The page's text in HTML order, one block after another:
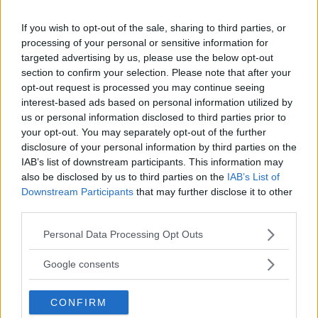
If you wish to opt-out of the sale, sharing to third parties, or
processing of your personal or sensitive information for
targeted advertising by us, please use the below opt-out
section to confirm your selection. Please note that after your
opt-out request is processed you may continue seeing
interest-based ads based on personal information utilized by
us or personal information disclosed to third parties prior to
your opt-out. You may separately opt-out of the further
disclosure of your personal information by third parties on the
IAB’s list of downstream participants. This information may
also be disclosed by us to third parties on the IAB’s List of
Downstream Participants that may further disclose it to other
Please note that this website/app uses one or more Google
not limited to your visit or usage behaviour. You may click to
use your data for below specified purposes in below Google
consent section.
Personal Data Processing Opt Outs
Google consents
CONFIRM
och kontrollerad produktion kan kapa spill och
förbättra kvaliteten. För casinon innebär det ofta
kortare stängning och färre överraskningar i
budgeten.
LED-belysning och smart styrning av
ventilationen håller på att bli norm.System som
regleras efter besöksflöden och tidpå dygnet kan
sänka energiförbrukningen markant. Om man
kylåtervinning, syns effekterna snabbt i
driftstatistiken. På materialsidan diskuteras allt
oftare alternativ i betong, som flygaska som delvis
ersättning för cement. Detta kan minska
utsläppen; cement står för omkring sju procent av